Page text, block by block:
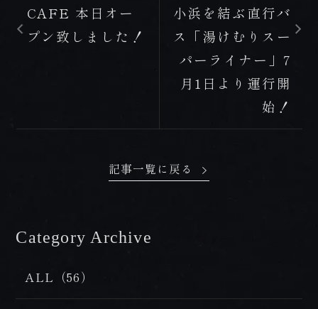
CAFE 本日オー
プン致しました！
小浜を結ぶ直行バ
ス「湯けむりスー
パーライナー」7
月1日より運行開
始！
記事一覧に戻る
Category Archive
ALL（56）